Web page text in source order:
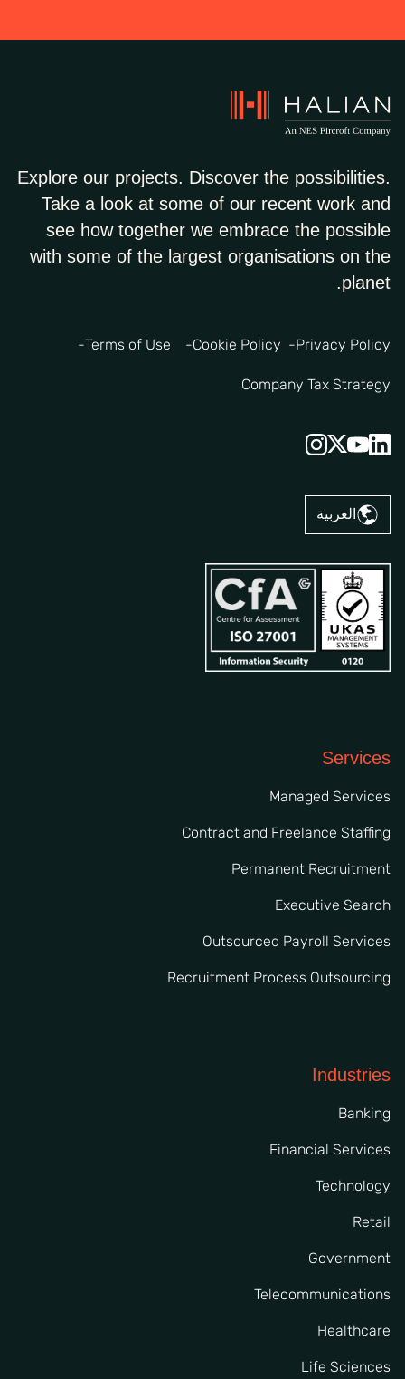
Explore our projects. Discover the possibilities.
Take a look at some of our recent work and
see how together we embrace the possible
with some of the largest organisations on the
planet.
Privacy Policy
Cookie Policy
Terms of Use
Company Tax Strategy
العربية
Services
Managed Services
Contract and Freelance Staffing
Permanent Recruitment
Executive Search
Outsourced Payroll Services
Recruitment Process Outsourcing
Industries
Banking
Financial Services
Technology
Retail
Government
Telecommunications
Healthcare
Life Sciences